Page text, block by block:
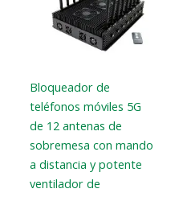
Bloqueador de
teléfonos móviles 5G
de 12 antenas de
sobremesa con mando
a distancia y potente
ventilador de